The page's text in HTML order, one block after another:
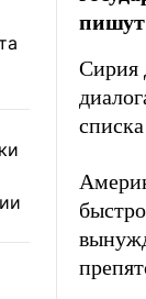
Сирия